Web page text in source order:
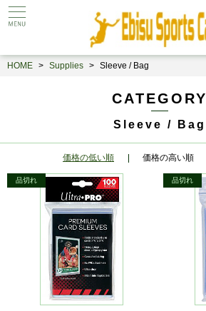
HOME Supplies Sleeve / Bag
CATEGORY
Sleeve / Bag
価格の低い順 価格の高い順